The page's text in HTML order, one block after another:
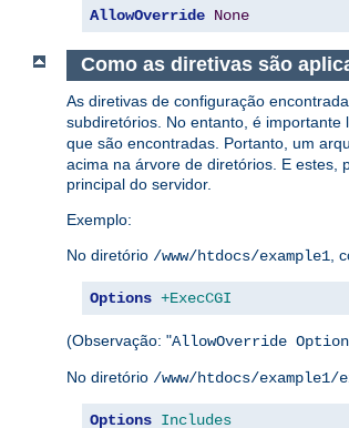
AllowOverride None
Como as diretivas são
As diretivas de configuração
subdiretórios. No entanto, é
que são encontradas. Portanto, um
acima na árvore de diretórios. E estes,
principal do servidor.
Exemplo:
No diretório /www/htdocs/example1 ,
Options +ExecCGI
(Observação: "AllowOverride
No diretório /www/htdocs/example1/
Options Includes